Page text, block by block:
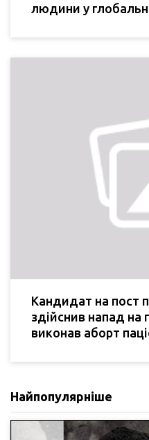
людини у
Кандидат на пост
здійснив напад на
виконав аборт
Найпопулярніше